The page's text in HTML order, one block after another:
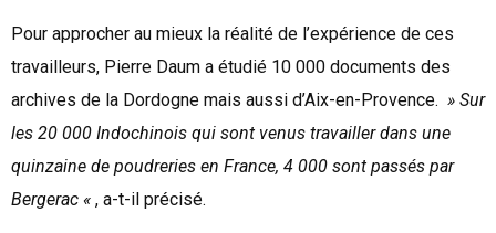
Pour approcher au mieux la réalité de l’expérience de ces
travailleurs, Pierre Daum a étudié 10 000 documents des
archives de la Dordogne mais aussi d’Aix-en-Provence. » Sur
les 20 000 Indochinois qui sont venus travailler dans une
quinzaine de poudreries en France, 4 000 sont passés par
Bergerac « , a-t-il précisé.